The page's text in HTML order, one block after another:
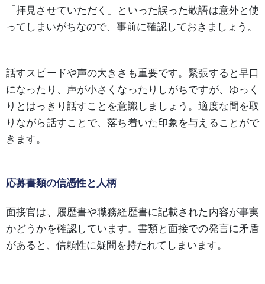
「拝見させていただく」といった誤った敬語は意外と使
ってしまいがちなので、事前に確認しておきましょう。
話すスピードや声の大きさも重要です。緊張すると早口
になったり、声が小さくなったりしがちですが、ゆっく
りとはっきり話すことを意識しましょう。適度な間を取
りながら話すことで、落ち着いた印象を与えることがで
きます。
応募書類の信憑性と人柄
面接官は、履歴書や職務経歴書に記載された内容が事実
かどうかを確認しています。書類と面接での発言に矛盾
があると、信頼性に疑問を持たれてしまいます。